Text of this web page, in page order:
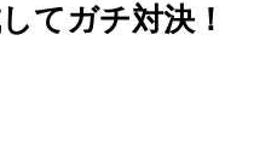
てガチ対決！